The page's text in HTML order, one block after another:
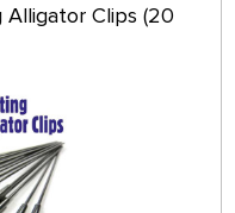
Alligator Clips (20